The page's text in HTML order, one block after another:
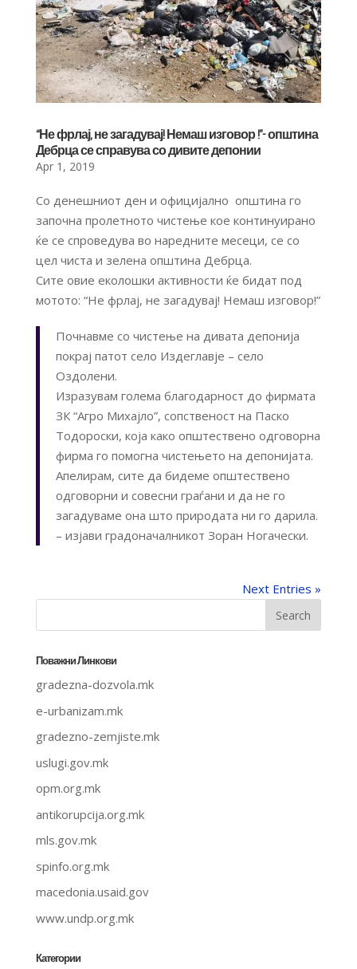
“Не фрлај, не загадувај! Немаш изговор !”- општина
Дебрца се справува со дивите депонии
Apr 1, 2019
Со денешниот ден и официјално општина го
започна пролетното чистење кое континуирано
ќе се спроведува во наредните месеци, се со
цел чиста и зелена општина Дебрца.
Сите овие еколошки активности ќе бидат под
мотото: “Не фрлај, не загадувај! Немаш изговор!”
Почнавме со чистење на дивата депонија
покрај патот село Издеглавје – село
Оздолени.
Изразувам голема благодарност до фирмата
ЗК “Агро Михајло”, сопственост на Паско
Тодороски, која како општествено одговорна
фирма го помогна чистењето на депонијата.
Апелирам, сите да бидеме општествено
одговорни и совесни граѓани и да не го
загадуваме она што природата ни го дарила.
– изјави градоначалникот Зоран Ногачески.
Next Entries »
Поважни Линкови
gradezna-dozvola.mk
e-urbanizam.mk
gradezno-zemjiste.mk
uslugi.gov.mk
opm.org.mk
antikorupcija.org.mk
mls.gov.mk
spinfo.org.mk
macedonia.usaid.gov
www.undp.org.mk
Категории